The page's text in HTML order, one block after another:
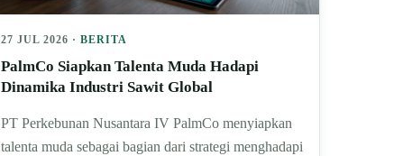
27 JUL 2026 · BERITA
PalmCo Siapkan Talenta Muda Hadapi
Dinamika Industri Sawit Global
PT Perkebunan Nusantara IV PalmCo menyiapkan
talenta muda sebagai bagian dari strategi menghadapi